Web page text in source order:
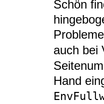
Schön
auch bei
Hand